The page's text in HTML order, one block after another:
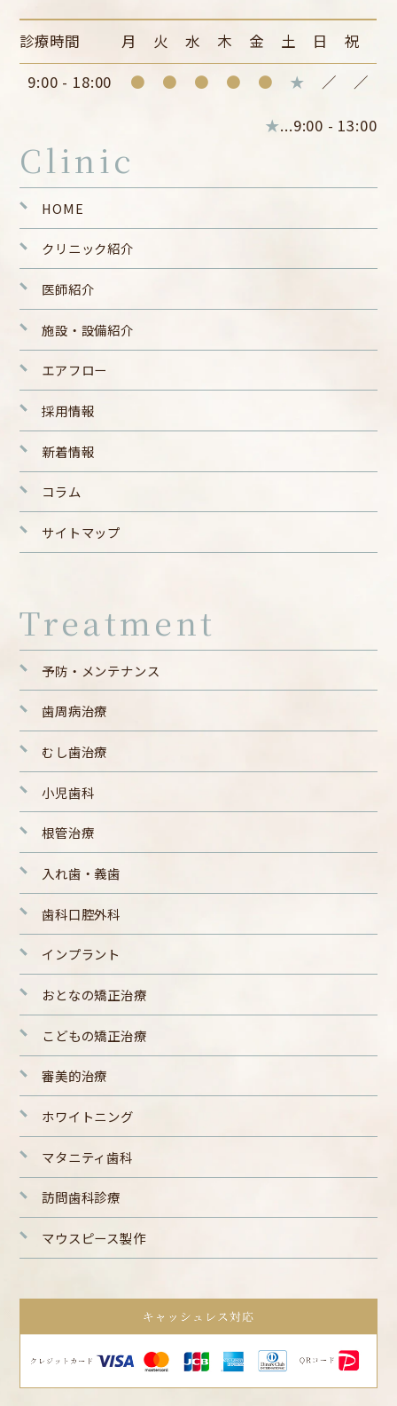
診療時間 月 火 水 木 金 土 日
祝
9:00 - 18:00
● ● ● ● ● ★ ／ ／
★...9:00 - 13:00
Clinic
HOME
クリニック紹介
医師紹介
施設・設備紹介
エアフロー
採用情報
新着情報
コラム
サイトマップ
Treatment
予防・メンテナンス
歯周病治療
むし歯治療
小児歯科
根管治療
入れ歯・義歯
歯科口腔外科
インプラント
おとなの矯正治療
こどもの矯正治療
審美的治療
ホワイトニング
マタニティ歯科
訪問歯科診療
マウスピース製作